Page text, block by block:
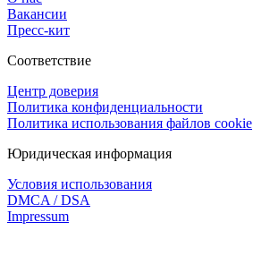
Вакансии
Пресс-кит
Соответствие
Центр доверия
Политика конфиденциальности
Политика использования файлов cookie
Юридическая информация
Условия использования
DMCA / DSA
Impressum